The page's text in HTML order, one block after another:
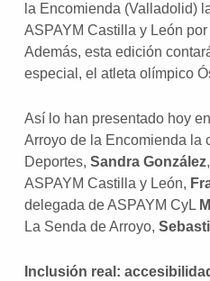
la Encomienda (Valladolid)
ASPAYM Castilla y León
Además, esta edición
especial, el atleta olímpico
Así lo han presentado hoy
Arroyo de la Encomienda la
Deportes, Sandra González
ASPAYM Castilla y León,
delegada de ASPAYM CyL
La Senda de Arroyo,
Inclusión real: